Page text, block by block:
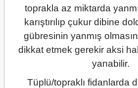
toprakla az miktarda
karıştırılıp çukur dibine
gübresinin yanmış
dikkat etmek gerekir aksi
yanabilir.
Tüplü/topraklı fidanlarda